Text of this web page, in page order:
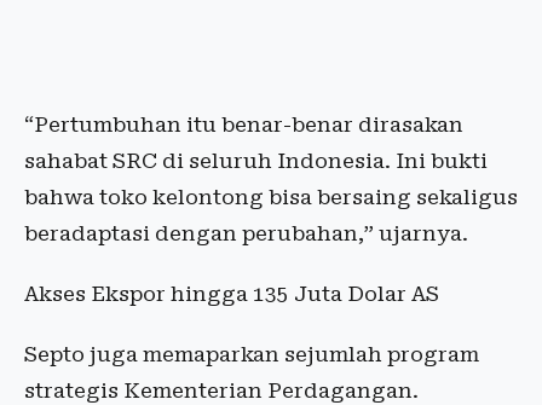
“Pertumbuhan itu benar-benar dirasakan
sahabat SRC di seluruh Indonesia. Ini bukti
bahwa toko kelontong bisa bersaing sekaligus
beradaptasi dengan perubahan,” ujarnya.
Akses Ekspor hingga 135 Juta Dolar AS
Septo juga memaparkan sejumlah program
strategis Kementerian Perdagangan.